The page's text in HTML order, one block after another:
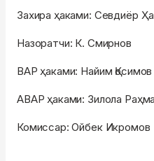
Захира ҳаками: Севдиёр
Назоратчи: К. Смирнов
ВАР ҳаками: Найим Қосимов
АВАР ҳаками: Зилола
Комиссар: Ойбек Икромов